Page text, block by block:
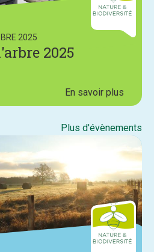
2025
2025
En savoir plus
Plus d'évènements